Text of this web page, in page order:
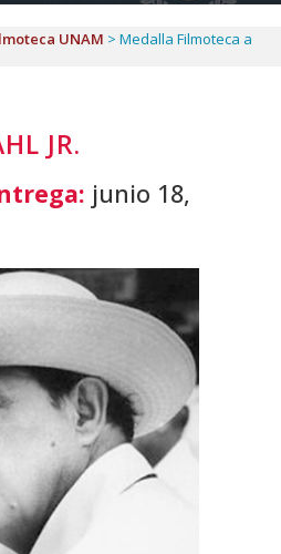
UNAM > Medalla Filmoteca a
JR.
junio 18,